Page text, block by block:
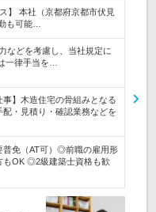
】 本社（京都府京都市伏見
も可能…
などを考慮し、当社規定に
一律手当を…
事】木造住宅の骨組みとなる
配・見積り・確認業務などを
普免（AT可）◎前職の雇用形
もOK ◎2級建築士資格も歓